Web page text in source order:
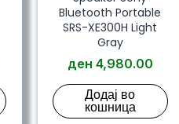
Bluetooth Portable
SRS-XE300H Light
Gray
ден 4,980.00
Додај во
кошница